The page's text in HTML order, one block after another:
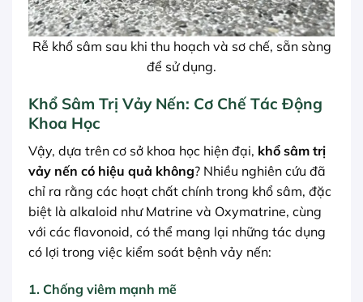
Rễ khổ sâm sau khi thu hoạch và sơ chế, sẵn sàng
để sử dụng.
Khổ Sâm Trị Vảy Nến: Cơ Chế Tác Động
Khoa Học
Vậy, dựa trên cơ sở khoa học hiện đại, khổ sâm trị
vảy nến có hiệu quả không? Nhiều nghiên cứu đã
chỉ ra rằng các hoạt chất chính trong khổ sâm, đặc
biệt là alkaloid như Matrine và Oxymatrine, cùng
với các flavonoid, có thể mang lại những tác dụng
có lợi trong việc kiểm soát bệnh vảy nến:
1. Chống viêm mạnh mẽ